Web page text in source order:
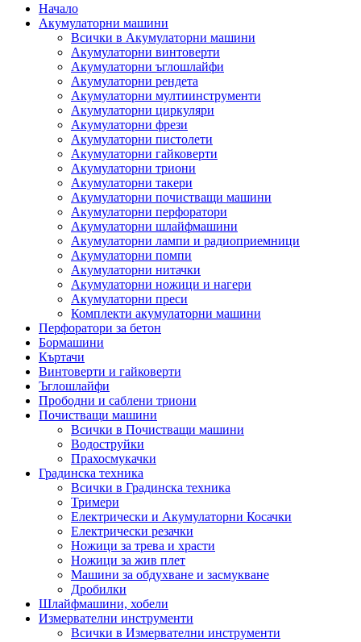
Начало
Акумулаторни машини
Всички в Акумулаторни машини
Акумулаторни винтоверти
Акумулаторни ъглошлайфи
Акумулаторни рендета
Акумулаторни мултиинструменти
Акумулаторни циркуляри
Акумулаторни фрези
Акумулаторни пистолети
Акумулаторни гайковерти
Акумулаторни триони
Акумулаторни такери
Акумулаторни почистващи машини
Акумулаторни перфоратори
Акумулаторни шлайфмашини
Акумулаторни лампи и радиоприемници
Акумулаторни помпи
Акумулаторни нитачки
Акумулаторни ножици и нагери
Акумулаторни преси
Комплекти акумулаторни машини
Перфоратори за бетон
Бормашини
Къртачи
Винтоверти и гайковерти
Ъглошлайфи
Прободни и саблени триони
Почистващи машини
Всички в Почистващи машини
Водоструйки
Прахосмукачки
Градинска техника
Всички в Градинска техника
Тримери
Електрически и Акумулаторни Косачки
Електрически резачки
Ножици за трева и храсти
Ножици за жив плет
Машини за обдухване и засмукване
Дробилки
Шлайфмашини, хобели
Измервателни инструменти
Всички в Измервателни инструменти